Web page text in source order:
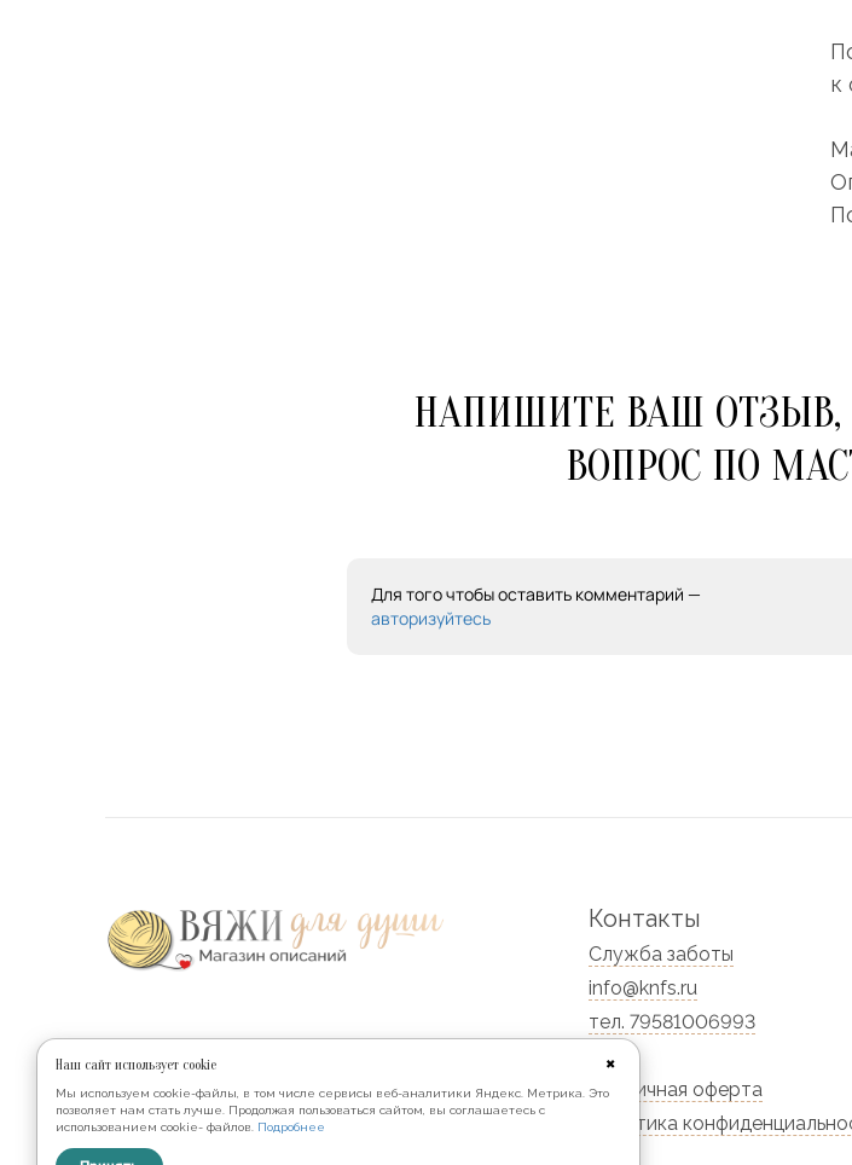
к
НАПИШИТЕ ВАШ
ВОПРОС ПО
Для того чтобы оставить комментарий —
авторизуйтесь
Наши соц.сети
Контакты
Служба заботы
info@knfs.ru
тел. 79581006993
Публичная оферта
Политика
✖
Наш сайт использует cookie
Мы используем cookie-файлы, в том числе сервисы веб-аналитики Яндекс. Метрика. Это
позволяет нам стать лучше. Продолжая пользоваться сайтом, вы соглашаетесь с
использованием cookie- файлов. Подробнее